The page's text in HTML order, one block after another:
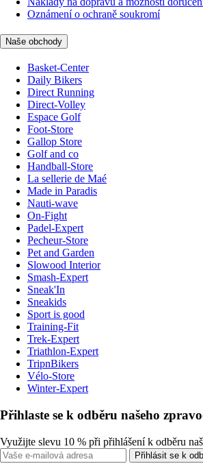
Oznámení o ochraně soukromí
Naše obchody
Basket-Center
Daily Bikers
Direct Running
Direct-Volley
Espace Golf
Foot-Store
Gallop Store
Golf and co
Handball-Store
La sellerie de Maé
Made in Paradis
Nauti-wave
On-Fight
Padel-Expert
Pecheur-Store
Pet and Garden
Slowood Interior
Smash-Expert
Sneak'In
Sneakids
Sport is good
Training-Fit
Trek-Expert
Triathlon-Expert
TripnBikers
Vélo-Store
Winter-Expert
Přihlaste se k odběru našeho
Využijte slevu 10 % při přihlášení k odběru
Přihlásit se k